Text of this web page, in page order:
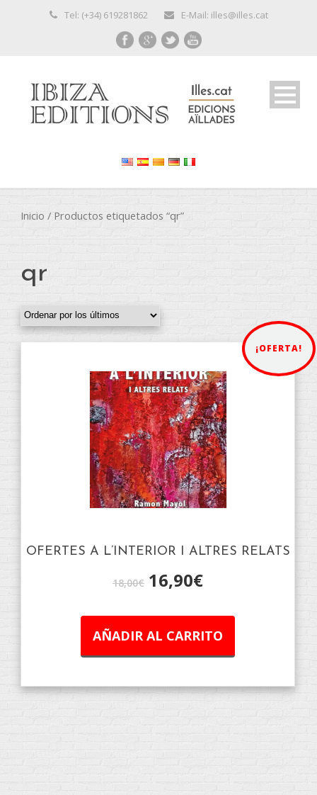
Tel: (+34) 619281862 E-Mail: illes@illes.cat
Inicio / Productos etiquetados “qr”
qr
¡OFERTA!
OFERTES A L’INTERIOR I ALTRES RELATS
18,00€ 16,90€
AÑADIR AL CARRITO